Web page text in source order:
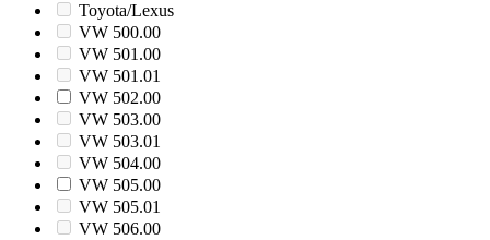
Toyota/Lexus
VW 500.00
VW 501.00
VW 501.01
VW 502.00
VW 503.00
VW 503.01
VW 504.00
VW 505.00
VW 505.01
VW 506.00